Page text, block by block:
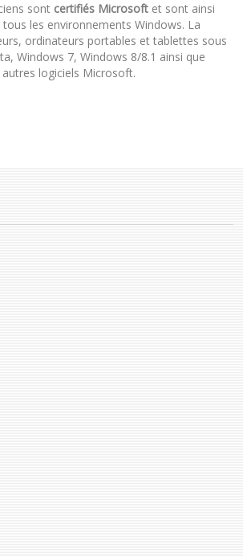
sont certifiés Microsoft et sont ainsi
les environnements Windows. La
ordinateurs portables et tablettes sous
Windows 7, Windows 8/8.1 ainsi que
logiciels Microsoft.